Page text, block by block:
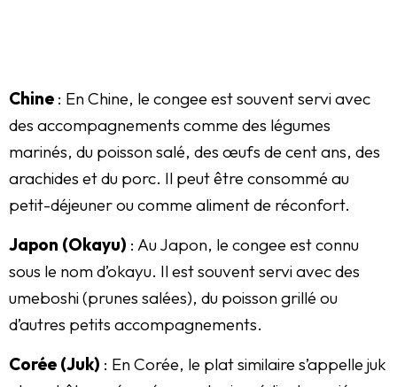
Chine : En Chine, le congee est souvent servi avec
des accompagnements comme des légumes
marinés, du poisson salé, des œufs de cent ans, des
arachides et du porc. Il peut être consommé au
petit-déjeuner ou comme aliment de réconfort.
Japon (Okayu) : Au Japon, le congee est connu
sous le nom d’okayu. Il est souvent servi avec des
umeboshi (prunes salées), du poisson grillé ou
d’autres petits accompagnements.
Corée (Juk) : En Corée, le plat similaire s’appelle juk